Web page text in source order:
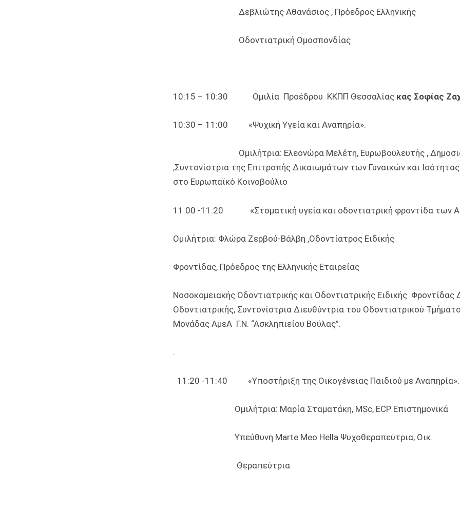
Δεβλιώτης Αθανάσιος , Πρόεδρος Ελληνικής
Οδοντιατρική Ομοσπονδίας
10:15 – 10:30 Ομιλία Προέδρου ΚΚΠΠ Θεσσαλίας κας Σοφίας
10:30 – 11:00 «Ψυχική Υγεία και Αναπηρία».
Ομιλήτρια: Ελεονώρα Μελέτη, Ευρωβουλευτής ,
,Συντονίστρια της Επιτροπής Δικαιωμάτων των Γυναικών και
στο Ευρωπαϊκό Κοινοβούλιο
11:00 -11:20 «Στοματική υγεία και οδοντιατρική φροντίδα των
Ομιλήτρια: Φλώρα Ζερβού-Βάλβη ,Οδοντίατρος Ειδικής
Φροντίδας, Πρόεδρος της Ελληνικής Εταιρείας
Νοσοκομειακής Οδοντιατρικής και Οδοντιατρικής Ειδικής Φροντίδας
Οδοντιατρικής, Συντονίστρια Διευθύντρια του Οδοντιατρικού
Μονάδας ΑμεΑ Γ.Ν. “Ασκληπιείου Βούλας”.
.
11:20 -11:40 «Υποστήριξη της Οικογένειας Παιδιού με Αναπηρία».
Ομιλήτρια: Μαρία Σταματάκη, MSc, ECP
Υπεύθυνη Marte Meo Hella Ψυχοθεραπεύτρια, Οικ.
Θεραπεύτρια